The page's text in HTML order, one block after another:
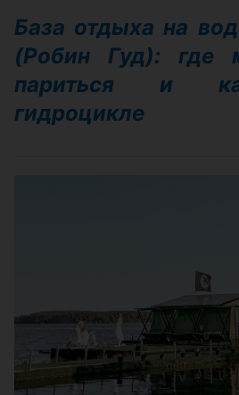
База отдыха на
(Робин Гуд): где
париться и
гидроцикле